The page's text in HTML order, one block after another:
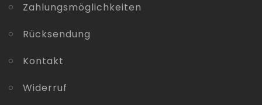
Zahlungsmöglichkeiten
Rücksendung
Kontakt
Widerruf